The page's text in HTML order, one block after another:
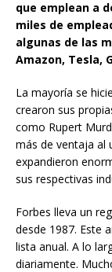
que emplean a
miles de
algunas de las
Amazon, Tesla,
La mayoría se
crearon sus
como Rupert
más de ventaja al
expandieron
sus respectivas
Forbes lleva un
desde 1987. Este
lista anual. A lo
diariamente.